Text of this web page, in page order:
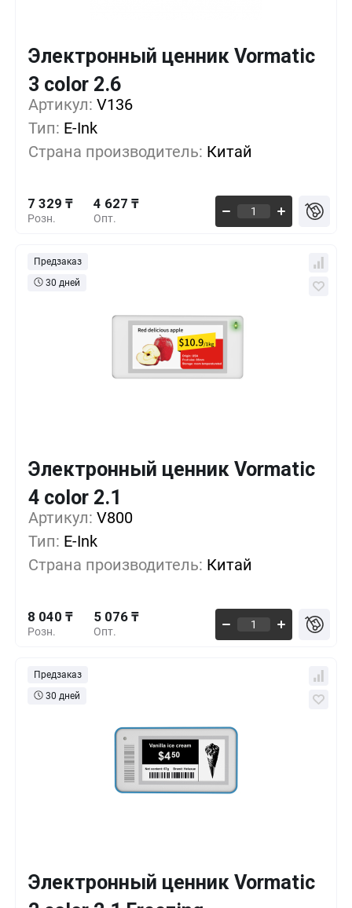
Электронный ценник Vormatic
3 color 2.6
Артикул: V136
Тип: E-Ink
Страна производитель: Китай
Розн.
7 329 ₸
Опт.
4 627 ₸
1+ 0%
500+
1000+ -30%
Предзаказ
30 дней
Электронный ценник Vormatic
4 color 2.1
Артикул: V800
Тип: E-Ink
Страна производитель: Китай
Розн.
8 040 ₸
Опт.
5 076 ₸
1+ 0%
500+
1000+ -30%
Предзаказ
30 дней
Электронный ценник Vormatic